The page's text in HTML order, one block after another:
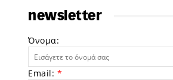
newsletter
Όνομα:
Email: *